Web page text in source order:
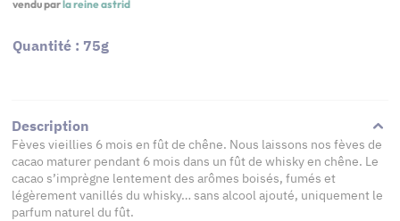
vendu parla reine astrid
Quantité : 75g
Description
Fèves vieillies 6 mois en fût de chêne. Nous laissons nos fèves de
cacao maturer pendant 6 mois dans un fût de whisky en chêne. Le
cacao s’imprègne lentement des arômes boisés, fumés et
légèrement vanillés du whisky… sans alcool ajouté, uniquement le
parfum naturel du fût.